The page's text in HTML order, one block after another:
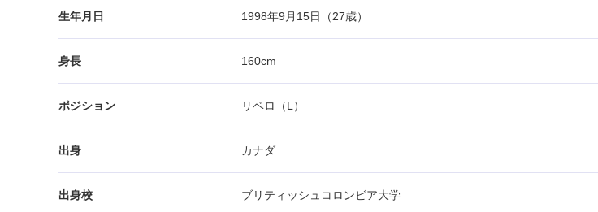
生年月日 1998年9月15日（27歳）
身長 160cm
ポジション リベロ（L）
出身 カナダ
出身校 ブリティッシュコロンビア大学